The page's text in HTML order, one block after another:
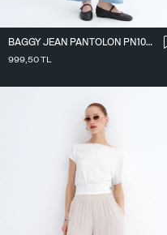
BAGGY JEAN PANTOLON PN10027
999,50TL